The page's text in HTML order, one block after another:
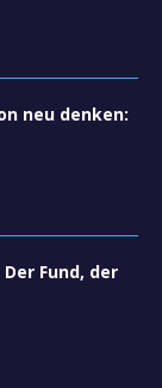
neu denken:
Fund, der